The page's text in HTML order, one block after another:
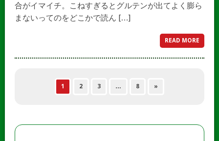
合がイマイチ。こねすぎるとグルテンが出てよく膨ら
まないってのをどこかで読ん […]
READ MORE
1 2 3 … 8 »